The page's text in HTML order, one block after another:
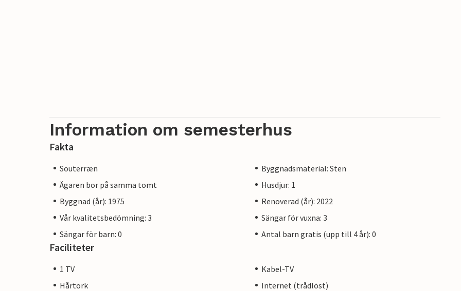
Information om semesterhus
Fakta
Souterræn
Byggnadsmaterial: Sten
Ägaren bor på samma tomt
Husdjur: 1
Byggnad (år): 1975
Renoverad (år): 2022
Vår kvalitetsbedömning: 3
Sängar för vuxna: 3
Sängar för barn: 0
Antal barn gratis (upp till 4 år): 0
Faciliteter
1 TV
Kabel-TV
Hårtork
Internet (trådlöst)